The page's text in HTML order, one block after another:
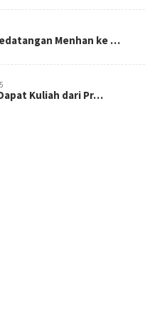
Menhan ke …
Kuliah dari Pr…